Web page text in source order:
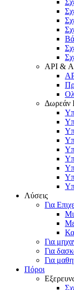
API &
Δωρεάν
Λύσεις
Για
Για
Για
Για
Πόροι